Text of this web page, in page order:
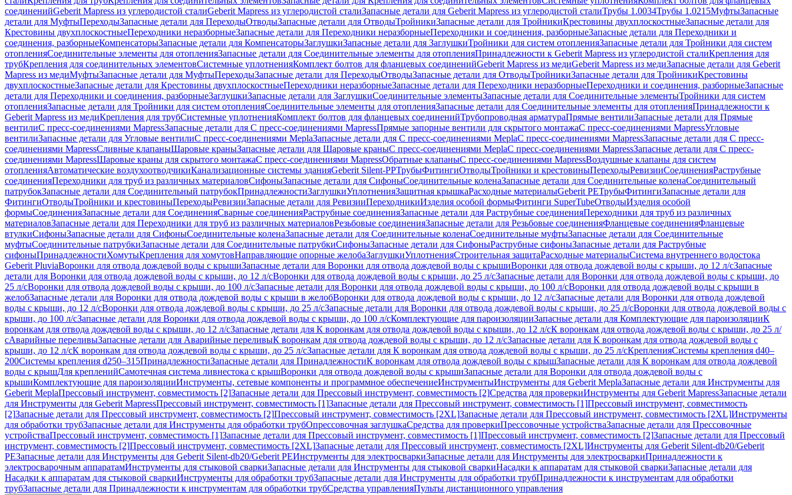
соединенийGeberit Mapress из углеродистой сталиGeberit Mapress из углеродистой сталиЗапасные детали для Geberit Mapress из углеродистой сталиТрубы 1.0034Трубы 1.0215МуфтыЗапасные
детали для МуфтыПереходыЗапасные детали для ПереходыОтводыЗапасные детали для ОтводыТройникиЗапасные детали для ТройникиКрестовины двухплоскостныеЗапасные детали для
Крестовины двухплоскостныеПереходники неразборныеЗапасные детали для Переходники неразборныеПереходники и соединения, разборныеЗапасные детали для Переходники и
соединения, разборныеКомпенсаторыЗапасные детали для КомпенсаторыЗаглушкиЗапасные детали для ЗаглушкиТройники для систем отопленияЗапасные детали для Тройники для систем
отопленияСоединительные элементы для отопленияЗапасные детали для Соединительные элементы для отопленияПринадлежности к Geberit Mapress из углеродистой сталиКрепления для
трубКрепления для соединительных элементовСистемные уплотненияКомплект болтов для фланцевых соединенийGeberit Mapress из медиGeberit Mapress из медиЗапасные детали для Geberit
Mapress из медиМуфтыЗапасные детали для МуфтыПереходыЗапасные детали для ПереходыОтводыЗапасные детали для ОтводыТройникиЗапасные детали для ТройникиКрестовины
двухплоскостныеЗапасные детали для Крестовины двухплоскостныеПереходники неразборныеЗапасные детали для Переходники неразборныеПереходники и соединения, разборныеЗапасные
детали для Переходники и соединения, разборныеЗаглушкиЗапасные детали для ЗаглушкиСоединительные элементыЗапасные детали для Соединительные элементыТройники для систем
отопленияЗапасные детали для Тройники для систем отопленияСоединительные элементы для отопленияЗапасные детали для Соединительные элементы для отопленияПринадлежности к
Geberit Mapress из медиКрепления для трубСистемные уплотненияКомплект болтов для фланцевых соединенийТрубопроводная арматураПрямые вентилиЗапасные детали для Прямые
вентилиС пресс-соединениями MapressЗапасные детали для С пресс-соединениями MapressПрямые запорные вентили для скрытого монтажаС пресс-соединениями MapressУгловые
вентилиЗапасные детали для Угловые вентилиС пресс-соединениями MeplaЗапасные детали для С пресс-соединениями MeplaС пресс-соединениями MapressЗапасные детали для С пресс-
соединениями MapressСливные клапаныШаровые краныЗапасные детали для Шаровые краныС пресс-соединениями MeplaС пресс-соединениями MapressЗапасные детали для С пресс-
соединениями MapressШаровые краны для скрытого монтажаС пресс-соединениями MapressОбратные клапаныС пресс-соединениями MapressВоздушные клапаны для систем
отопленияАвтоматические воздухоотводчикиКанализационные системы зданияGeberit Silent-PPТрубыФитингиОтводыТройники и крестовиныПереходыРевизииСоединенияРаструбные
соединенияПереходники для труб из различных материаловСифоныЗапасные детали для СифоныСоединительные коленаЗапасные детали для Соединительные коленаСоединительный
патрубокЗапасные детали для Соединительный патрубокПринадлежностиЗаглушкиУплотненияЗащитная крышкаРасходные материалыGeberit PEТрубыФитингиЗапасные детали для
ФитингиОтводыТройники и крестовиныПереходыРевизииЗапасные детали для РевизииПереходникиИзделия особой формыФитинги SuperTubeОтводыИзделия особой
формыСоединенияЗапасные детали для СоединенияСварные соединенияРаструбные соединенияЗапасные детали для Раструбные соединенияПереходники для труб из различных
материаловЗапасные детали для Переходники для труб из различных материаловРезьбовые соединенияЗапасные детали для Резьбовые соединенияФланцевые соединенияФланцевые
втулкиСифоныЗапасные детали для СифоныСоединительные коленаЗапасные детали для Соединительные коленаСоединительные муфтыЗапасные детали для Соединительные
муфтыСоединительные патрубкиЗапасные детали для Соединительные патрубкиСифоныЗапасные детали для СифоныРаструбные сифоныЗапасные детали для Раструбные
сифоныПринадлежностиХомутыКрепления для хомутовНаправляющие опорные желобаЗаглушкиУплотненияСтроительная защитаРасходные материалыСистема внутреннего водостока
Geberit PluviaВоронки для отвода дождевой воды с крышиЗапасные детали для Воронки для отвода дождевой воды с крышиВоронки для отвода дождевой воды с крыши, до 12 л/сЗапасные
детали для Воронки для отвода дождевой воды с крыши, до 12 л/сВоронки для отвода дождевой воды с крыши, до 25 л/сЗапасные детали для Воронки для отвода дождевой воды с крыши, до
25 л/сВоронки для отвода дождевой воды с крыши, до 100 л/сЗапасные детали для Воронки для отвода дождевой воды с крыши, до 100 л/сВоронки для отвода дождевой воды с крыши в
желобЗапасные детали для Воронки для отвода дождевой воды с крыши в желобВоронки для отвода дождевой воды с крыши, до 12 л/сЗапасные детали для Воронки для отвода дождевой
воды с крыши, до 12 л/сВоронки для отвода дождевой воды с крыши, до 25 л/сЗапасные детали для Воронки для отвода дождевой воды с крыши, до 25 л/сВоронки для отвода дождевой воды с
крыши, до 100 л/сЗапасные детали для Воронки для отвода дождевой воды с крыши, до 100 л/сКомплектующие для пароизоляцииЗапасные детали для Комплектующие для пароизоляцииК
воронкам для отвода дождевой воды с крыши, до 12 л/сЗапасные детали для К воронкам для отвода дождевой воды с крыши, до 12 л/сК воронкам для отвода дождевой воды с крыши, до 25 л/
сАварийные переливыЗапасные детали для Аварийные переливыК воронкам для отвода дождевой воды с крыши, до 12 л/сЗапасные детали для К воронкам для отвода дождевой воды с
крыши, до 12 л/сК воронкам для отвода дождевой воды с крыши, до 25 л/сЗапасные детали для К воронкам для отвода дождевой воды с крыши, до 25 л/сКрепленияСистемы крепления d40–
200Системы крепления d250–315ПринадлежностиЗапасные детали для ПринадлежностиК воронкам для отвода дождевой воды с крышЗапасные детали для К воронкам для отвода дождевой
воды с крышДля крепленийСамотечная система ливнестока с крышВоронки для отвода дождевой воды с крышиЗапасные детали для Воронки для отвода дождевой воды с
крышиКомплектующие для пароизоляцииИнструменты, сетевые компоненты и программное обеспечениеИнструментыИнструменты для Geberit MeplaЗапасные детали для Инструменты для
Geberit MeplaПрессовый инструмент, совместимость [2]Запасные детали для Прессовый инструмент, совместимость [2]Средства для проверкиИнструменты для Geberit MapressЗапасные детали
для Инструменты для Geberit MapressПрессовый инструмент, совместимость [1]Запасные детали для Прессовый инструмент, совместимость [1]Прессовый инструмент, совместимость
[2]Запасные детали для Прессовый инструмент, совместимость [2]Прессовый инструмент, совместимость [2XL]Запасные детали для Прессовый инструмент, совместимость [2XL]Инструменты
для обработки трубЗапасные детали для Инструменты для обработки трубОпрессовочная заглушкаСредства для проверкиПрессовочные устройстваЗапасные детали для Прессовочные
устройстваПрессовый инструмент, совместимость [1]Запасные детали для Прессовый инструмент, совместимость [1]Прессовый инструмент, совместимость [2]Запасные детали для Прессовый
инструмент, совместимость [2]Прессовый инструмент, совместимость [2XL]Запасные детали для Прессовый инструмент, совместимость [2XL]Инструменты для Geberit Silent-db20/Geberit
PEЗапасные детали для Инструменты для Geberit Silent-db20/Geberit PEИнструменты для электросваркиЗапасные детали для Инструменты для электросваркиПринадлежности к
электросварочным аппаратамИнструменты для стыковой сваркиЗапасные детали для Инструменты для стыковой сваркиНасадки к аппаратам для стыковой сваркиЗапасные детали для
Насадки к аппаратам для стыковой сваркиИнструменты для обработки трубЗапасные детали для Инструменты для обработки трубПринадлежности к инструментам для обработки
трубЗапасные детали для Принадлежности к инструментам для обработки трубСредства управленияПульты дистанционного управления